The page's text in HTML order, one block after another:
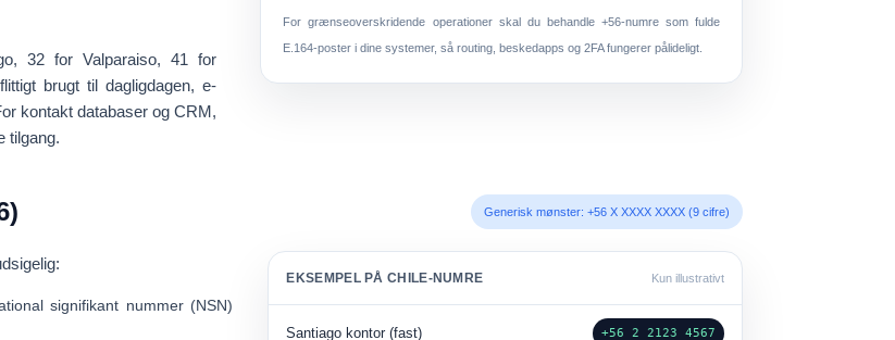
32 for Valparaiso,41 for
brugt til dagligdagen, e-
kontakt databaser og CRM,
tilgang.
For grænseoverskridende operationer skal du behandle +56-numre som fulde
E.164-poster i dine systemer, så routing, beskedapps og 2FA fungerer pålideligt.
Generisk mønster: +56 X XXXX XXXX (9 cifre)
signifikant nummer (NSN)
EKSEMPEL PÅ CHILE-NUMRE Kun illustrativt
Santiago kontor (fast) +56 2 2123 4567